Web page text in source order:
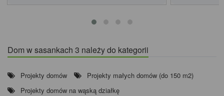
Dom w sasankach 3 należy do kategorii
Projekty domów
Projekty małych domów (do 150 m2)
Projekty domów na wąską działkę